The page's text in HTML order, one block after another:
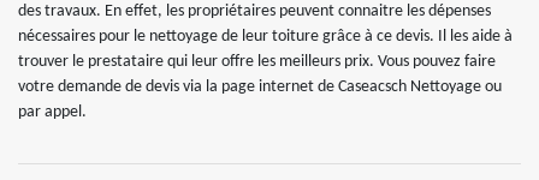
des travaux. En effet, les propriétaires peuvent connaitre les dépenses
nécessaires pour le nettoyage de leur toiture grâce à ce devis. Il les aide à
trouver le prestataire qui leur offre les meilleurs prix. Vous pouvez faire
votre demande de devis via la page internet de Caseacsch Nettoyage ou
par appel.